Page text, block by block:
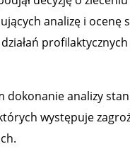
analizę i ocenę
dokonanie analizy
występuje